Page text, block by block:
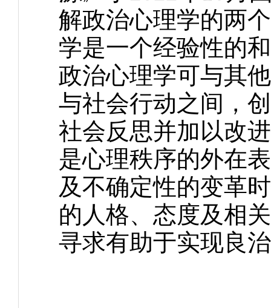
解政治心理学的两
学是一个经验性的
政治心理学可与其
与社会行动之间，
社会反思并加以改
是心理秩序的外在
及不确定性的变革
的人格、态度及相
寻求有助于实现良